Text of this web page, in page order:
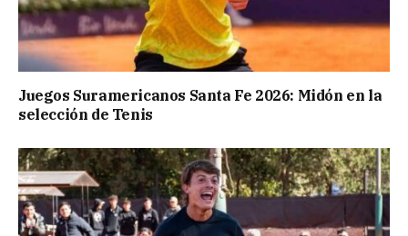
Juegos Suramericanos Santa Fe 2026: Midón en la
selección de Tenis